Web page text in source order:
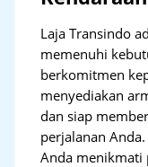
Laja Transindo
memenuhi
berkomitmen
menyediakan
dan siap
perjalanan
Anda menikmati